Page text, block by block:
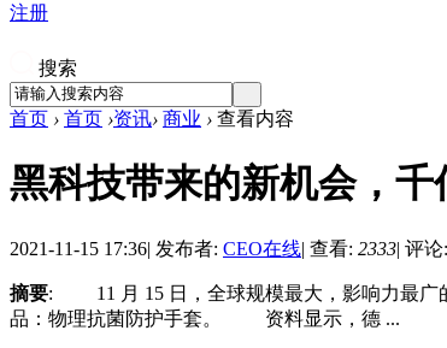
注册
搜索
首页 › 首页 ›资讯› 商业 › 查看内容
黑科技带来的新机会，
2021-11-15 17:36| 发布者: CEO在线| 查看: 2333| 评论
摘要: 11 月 15 日，全球规模最大，影响力最广的
品：物理抗菌防护手套。 资料显示，德 ...